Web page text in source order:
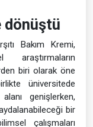
dönüştü
Bakım Kremi,
biri olarak öne
üniversitede
genişlerken,
bir
çalışmaları